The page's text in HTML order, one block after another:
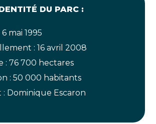
DU PARC :
mai 1995
: 16 avril 2008
: 76 700 hectares
: 50 000 habitants
: Dominique Escaron